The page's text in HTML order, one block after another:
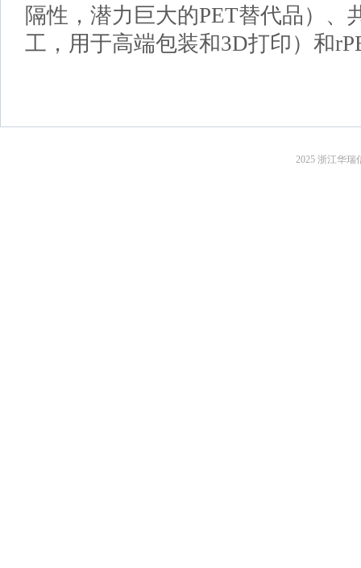
隔性，潜力巨大的PET替代品）、
工，用于高端包装和3D打印）和
2025 浙江华瑞